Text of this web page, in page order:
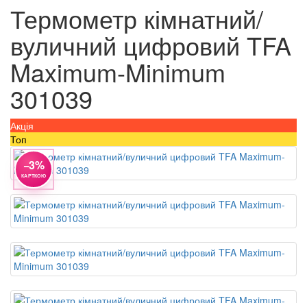
Термометр кімнатний/
вуличний цифровий TFA
Maximum-Minimum
301039
Акція
Топ
−3%
КАРТКОЮ